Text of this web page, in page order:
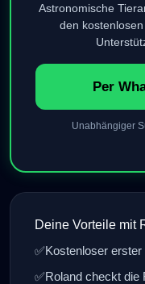
Astronomische
den
Per
Unabhängiger
Deine Vorteile mit
✅Kostenloser erster
✅Roland checkt die